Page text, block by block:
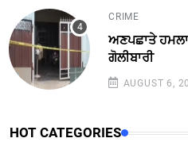
CRIME
ਅਣਪਛਾਤੇ
ਗੋਲੀਬਾਰੀ
AUGUST 6,
HOT CATEGORIES